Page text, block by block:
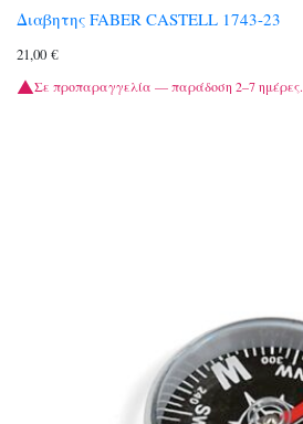
Διαβητης FABER CASTELL 1743-23
21,00 €
Σε προπαραγγελία — παράδοση 2–7 ημέρες.